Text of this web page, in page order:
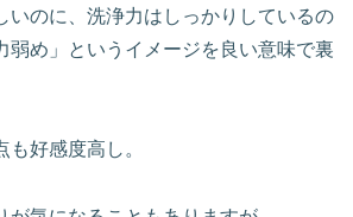
いのに、洗浄力はしっかりしているの
弱め」というイメージを良い意味で裏
好感度高し。